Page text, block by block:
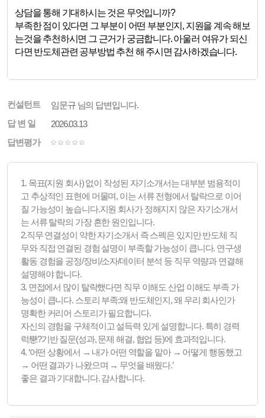
상담을 통해 기대하시는 것은 무엇입니까?
부족한 점이 있다면 그 부분이 어떤 부분인지, 지원을 계속 해보
는것을 추천하시면 그 근거가 궁금합니다. 아울러 여유가 되신
다면 반도체관련 공부방법 추천 해 주시면 감사하겠습니다.
컨설턴트
임문규 님의 답변입니다.
답 변 일
2026.03.13
답변평가
1. 목표(지원 회사) 없이 작성된 자기소개서는 대부분 범용적이
고 추상적인 표현에 머물며, 이는 서류 전형에서 탈락으로 이어
질 가능성이 높습니다.지원 회사가 정해지지 않은 자기소개서
는 서류 탈락의 가장 흔한 원인입니다.
2.직무 연결성이 약한 자기소개서 즉 스펙은 있지만 반도체 직
무와 직접 연결된 경험 설명이 부족할 가능성이 큽니다. 연구생
활동 경험을 공정/장비/소자/데이터 분석 등 직무 역량과 연결해
설명해야 합니다.
3. 면접에서 많이 탈락했다면 직무 이해도 산업 이해도 부족 가
능성이 큽니다. 스토리 부족:왜 반도체인지, 왜 우리 회사인가
명확한 커리어 스토리가 필요합니다.
자신의 경험을 구체적이고 설득력 있게 설명합니다. 특히 경력
럭戀?기반 질문(성과, 문제 해결, 협업 등)에 효과적입니다.
4. ‘어떤 상황에서 → 내가 어떤 역할을 맡아 → 어떻게 행동했고
→ 어떤 결과가 나왔으며 → 무엇을 배웠다.’
좋은 결과 기대합니다. 감사합니다.